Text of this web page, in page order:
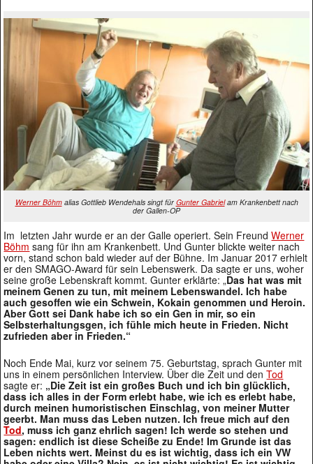
Werner Böhmalias Gottlieb Wendehals singt für Gunter Gabrielam Krankenbett nach
der Gallen-OP
Im letzten Jahr wurde er an der Galle operiert. Sein FreundWerner
Böhm sang für ihn am Krankenbett. Und Gunter blickte weiter nach
vorn, stand schon bald wieder auf der Bühne. Im Januar 2017 erhielt
er den SMAGO-Award für sein Lebenswerk. Da sagte er uns, woher
seine große Lebenskraft kommt. Gunter erklärte: „Das hat was mit
meinem Genen zu tun, mit meinem Lebenswandel. Ich habe
auch gesoffen wie ein Schwein, Kokain genommen und Heroin.
Aber Gott sei Dank habe ich so ein Gen in mir, so ein
Selbsterhaltungsgen, ich fühle mich heute in Frieden. Nicht
zufrieden aber in Frieden.“
Noch Ende Mai, kurz vor seinem 75. Geburtstag, sprach Gunter mit
uns in einem persönlichen Interview. Über die Zeit und denTod
sagte er: „Die Zeit ist ein großes Buch und ich bin glücklich,
dass ich alles in der Form erlebt habe, wie ich es erlebt habe,
durch meinen humoristischen Einschlag, von meiner Mutter
geerbt. Man muss das Leben nutzen. Ich freue mich auf den
Tod, muss ich ganz ehrlich sagen! Ich werde so stehen und
sagen: endlich ist diese Scheiße zu Ende! Im Grunde ist das
Leben nichts wert. Meinst du es ist wichtig, dass ich ein VW